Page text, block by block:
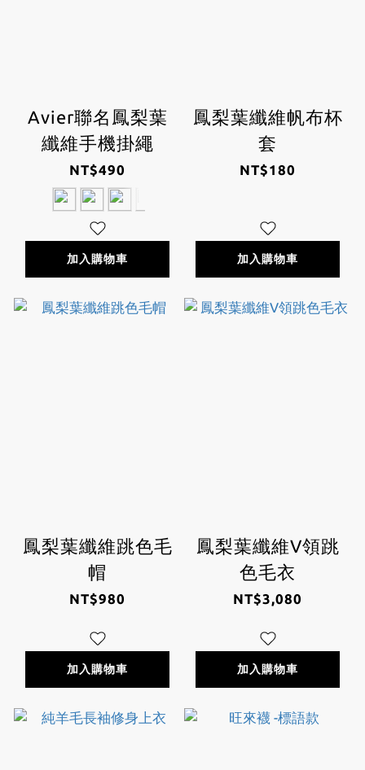
Avier聯名鳳梨葉
纖維手機掛繩
NT$490
加入購物車
鳳梨葉纖維帆布杯
套
NT$180
加入購物車
鳳梨葉纖維跳色毛
帽
NT$980
加入購物車
鳳梨葉纖維V領跳
色毛衣
NT$3,080
加入購物車